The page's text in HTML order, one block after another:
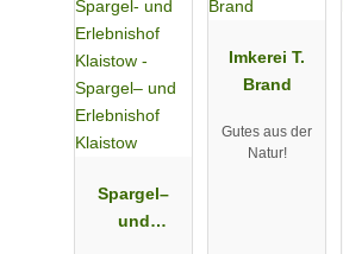
Spargel–
und
Imkerei T.
Brand
Gutes aus der
Natur!